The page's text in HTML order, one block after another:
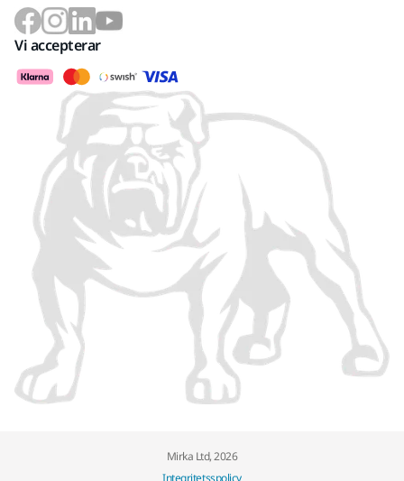
Vi accepterar
Mirka Ltd, 2026
Integritetsspolicy